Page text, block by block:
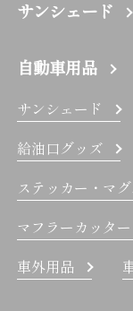
サンシェード
自動車用品
サンシェード
給油口グッズ
ステッカー・マグ
マフラーカッター
車外用品